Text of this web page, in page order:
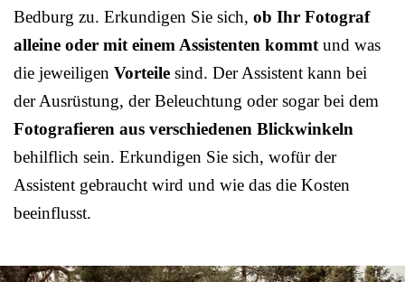
Bedburg zu. Erkundigen Sie sich, ob Ihr Fotograf
alleine oder mit einem Assistenten kommt und was
die jeweiligen Vorteile sind. Der Assistent kann bei
der Ausrüstung, der Beleuchtung oder sogar bei dem
Fotografieren aus verschiedenen Blickwinkeln
behilflich sein. Erkundigen Sie sich, wofür der
Assistent gebraucht wird und wie das die Kosten
beeinflusst.